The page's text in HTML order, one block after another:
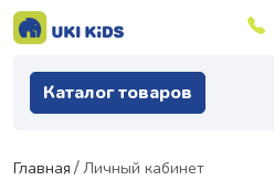
Каталог товаров
Главная Личный кабинет